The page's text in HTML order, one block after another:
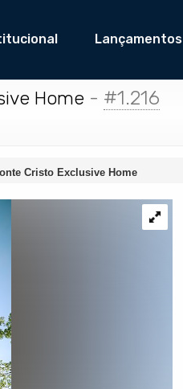
Lançamentos
Home - #1.216
Cristo Exclusive Home